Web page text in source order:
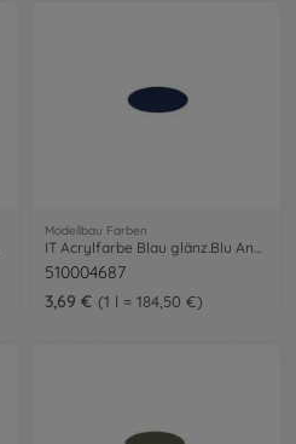
Modellbau Farben
510004687
3,69 €
1 l = 184,50 €